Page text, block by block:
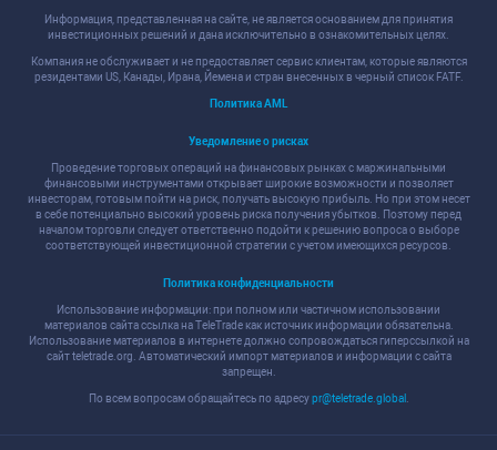
Информация, представленная на сайте, не является основанием для принятия
инвестиционных решений и дана исключительно в ознакомительных целях.
Компания не обслуживает и не предоставляет сервис клиентам, которые являются
резидентами US, Канады, Ирана, Йемена и стран внесенных в черный список FATF.
Политика AML
Уведомление о рисках
Проведение торговых операций на финансовых рынках с маржинальными
финансовыми инструментами открывает широкие возможности и позволяет
инвесторам, готовым пойти на риск, получать высокую прибыль. Но при этом несет
в себе потенциально высокий уровень риска получения убытков. Поэтому перед
началом торговли следует ответственно подойти к решению вопроса о выборе
соответствующей инвестиционной стратегии с учетом имеющихся ресурсов.
Политика конфиденциальности
Использование информации: при полном или частичном использовании
материалов сайта ссылка на TeleTrade как источник информации обязательна.
Использование материалов в интернете должно сопровождаться гиперссылкой на
сайт teletrade.org. Автоматический импорт материалов и информации с сайта
запрещен.
По всем вопросам обращайтесь по адресуpr@teletrade.global